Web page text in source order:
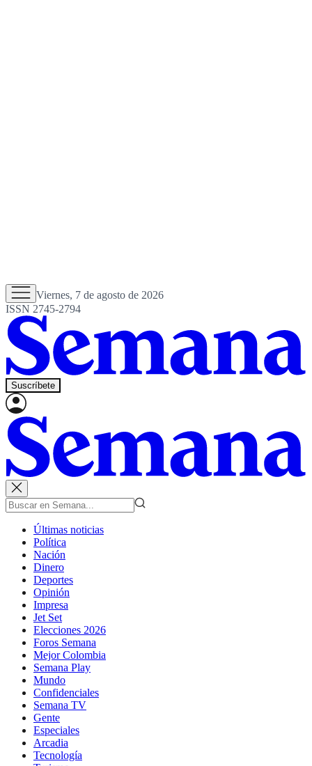
Viernes, 7 de agosto de 2026
ISSN 2745-2794
Suscríbete
Últimas noticias
Política
Nación
Dinero
Deportes
Opinión
Impresa
Jet Set
Elecciones 2026
Foros Semana
Mejor Colombia
Semana Play
Mundo
Confidenciales
Semana TV
Gente
Especiales
Arcadia
Tecnología